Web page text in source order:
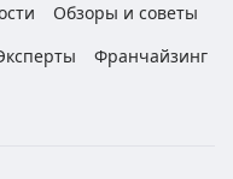
Обзоры и советы
Франчайзинг